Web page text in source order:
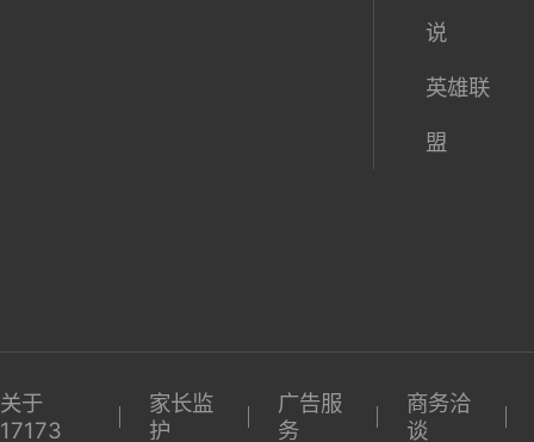
说
英雄联
盟
关于
17173
家长监
护
广告服
务
商务洽
谈